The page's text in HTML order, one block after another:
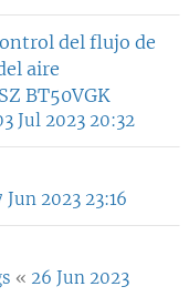
del flujo de
aire
BT50VGK
Jul 2023 20:32
Jun 2023 23:16
« 26 Jun 2023